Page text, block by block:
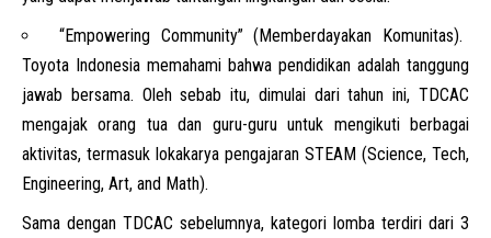
“Empowering Community” (Memberdayakan Komunitas).
Toyota Indonesia memahami bahwa pendidikan adalah tanggung
jawab bersama. Oleh sebab itu, dimulai dari tahun ini, TDCAC
mengajak orang tua dan guru-guru untuk mengikuti berbagai
aktivitas, termasuk lokakarya pengajaran STEAM (Science, Tech,
Engineering, Art, and Math).
Sama dengan TDCAC sebelumnya, kategori lomba terdiri dari 3